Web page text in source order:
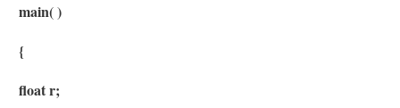
main( )
{
float r;